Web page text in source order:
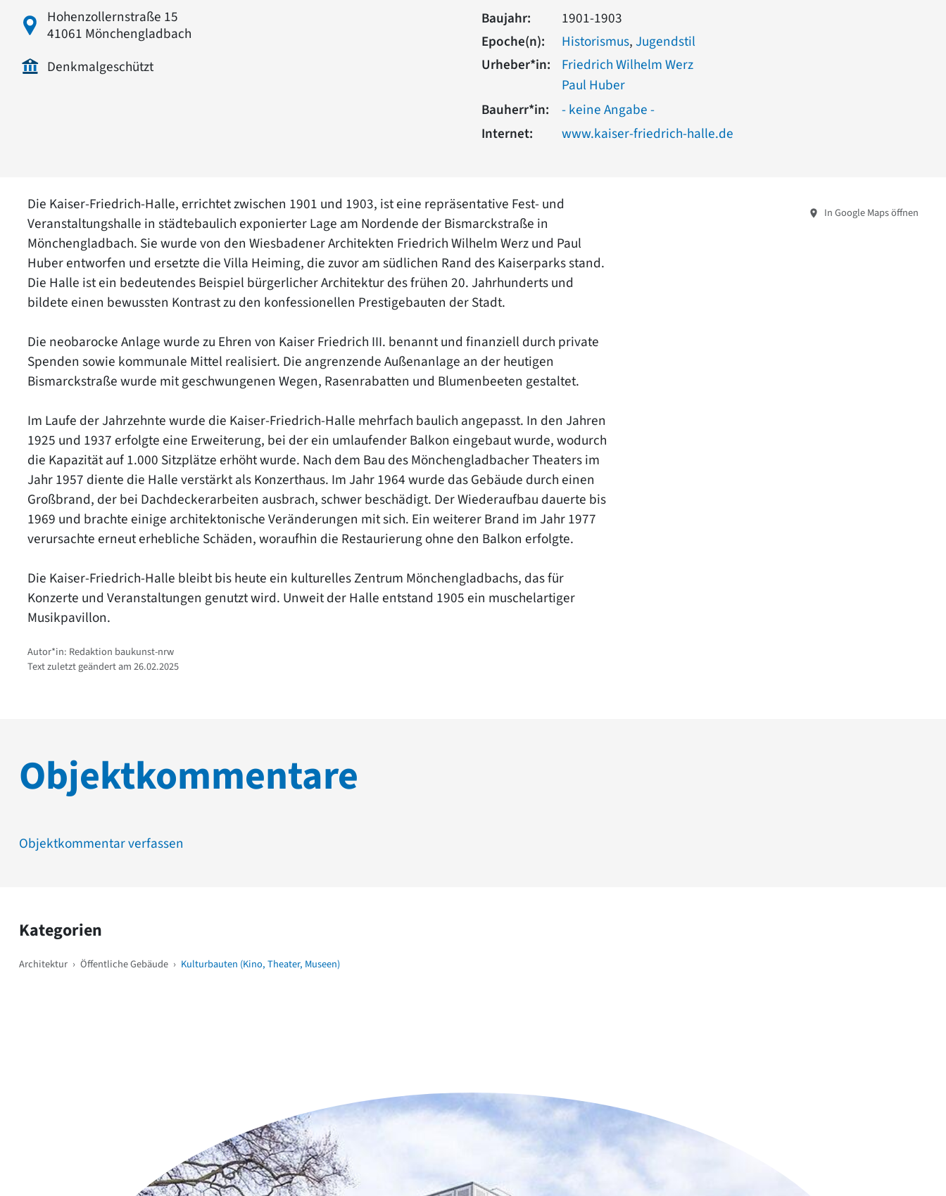
Hohenzollernstraße 15
41061 Mönchengladbach
Denkmalgeschützt
Baujahr:
1901-1903
Epoche(n):
Historismus,Jugendstil
Urheber*in:
Friedrich Wilhelm Werz
Paul Huber
Bauherr*in:
- keine Angabe -
Internet:
www.kaiser-friedrich-halle.de
Die Kaiser-Friedrich-Halle, errichtet zwischen 1901 und 1903, ist eine repräsentative Fest- und
Veranstaltungshalle in städtebaulich exponierter Lage am Nordende der Bismarckstraße in
Mönchengladbach. Sie wurde von den Wiesbadener Architekten Friedrich Wilhelm Werz und Paul
Huber entworfen und ersetzte die Villa Heiming, die zuvor am südlichen Rand des Kaiserparks stand.
Die Halle ist ein bedeutendes Beispiel bürgerlicher Architektur des frühen 20. Jahrhunderts und
bildete einen bewussten Kontrast zu den konfessionellen Prestigebauten der Stadt.
Die neobarocke Anlage wurde zu Ehren von Kaiser Friedrich III. benannt und finanziell durch private
Spenden sowie kommunale Mittel realisiert. Die angrenzende Außenanlage an der heutigen
Bismarckstraße wurde mit geschwungenen Wegen, Rasenrabatten und Blumenbeeten gestaltet.
Im Laufe der Jahrzehnte wurde die Kaiser-Friedrich-Halle mehrfach baulich angepasst. In den Jahren
1925 und 1937 erfolgte eine Erweiterung, bei der ein umlaufender Balkon eingebaut wurde, wodurch
die Kapazität auf 1.000 Sitzplätze erhöht wurde. Nach dem Bau des Mönchengladbacher Theaters im
Jahr 1957 diente die Halle verstärkt als Konzerthaus. Im Jahr 1964 wurde das Gebäude durch einen
Großbrand, der bei Dachdeckerarbeiten ausbrach, schwer beschädigt. Der Wiederaufbau dauerte bis
1969 und brachte einige architektonische Veränderungen mit sich. Ein weiterer Brand im Jahr 1977
verursachte erneut erhebliche Schäden, woraufhin die Restaurierung ohne den Balkon erfolgte.
Die Kaiser-Friedrich-Halle bleibt bis heute ein kulturelles Zentrum Mönchengladbachs, das für
Konzerte und Veranstaltungen genutzt wird. Unweit der Halle entstand 1905 ein muschelartiger
Musikpavillon.
Autor*in: Redaktion baukunst-nrw
Text zuletzt geändert am 26.02.2025
In Google Maps öffnen
Objektkommentare
Objektkommentar verfassen
Kategorien
Architektur › Öffentliche Gebäude › Kulturbauten (Kino, Theater, Museen)